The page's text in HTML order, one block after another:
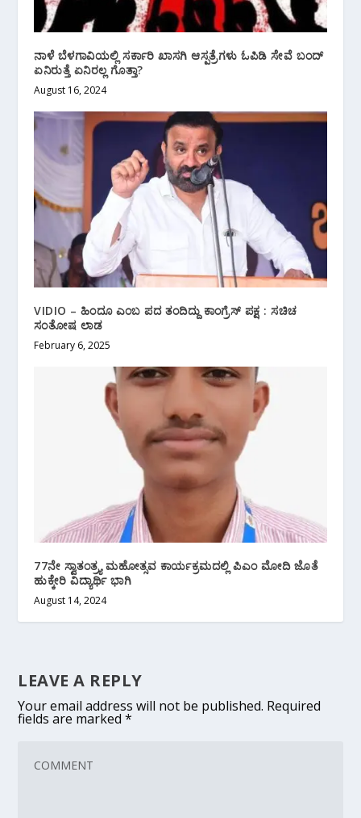
ನಾಳೆ ಬೆಳಗಾವಿಯಲ್ಲಿ ಸರ್ಕಾರಿ ಖಾಸಗಿ ಆಸ್ಪತ್ರೆಗಳು ಓಪಿಡಿ ಸೇವೆ ಬಂದ್
ಏನಿರುತ್ತೆ ಏನಿರಲ್ಲ ಗೊತ್ತಾ?
August 16, 2024
VIDIO – ಹಿಂದೂ ಎಂಬ ಪದ ತಂದಿದ್ದು ಕಾಂಗ್ರೆಸ್ ಪಕ್ಷ : ಸಚಿಚ
ಸಂತೋಷ ಲಾಡ
February 6, 2025
77ನೇ ಸ್ವಾತಂತ್ರ್ಯ ಮಹೋತ್ಸವ ಕಾರ್ಯಕ್ರಮದಲ್ಲಿ ಪಿಎಂ ಮೋದಿ ಜೊತೆ
ಹುಕ್ಕೇರಿ ವಿದ್ಯಾರ್ಥಿ ಭಾಗಿ
August 14, 2024
LEAVE A REPLY
Your email address will not be published. Required
fields are marked*